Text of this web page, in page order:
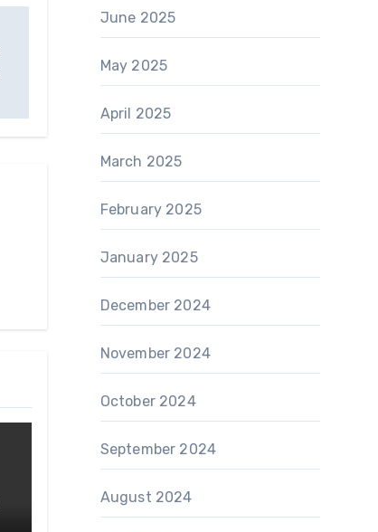
June 2025
May 2025
April 2025
March 2025
February 2025
January 2025
December 2024
November 2024
October 2024
September 2024
August 2024